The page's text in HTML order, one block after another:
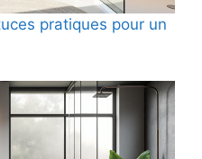
pratiques pour un